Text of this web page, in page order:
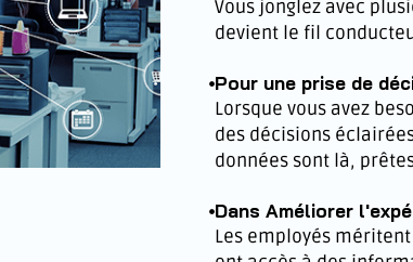
Vous jonglez avec
devient le fil
Pour une prise de
Lorsque vous avez
des décisions
données sont là,
Dans Améliorer
Les employés